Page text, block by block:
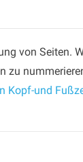
von Seiten.
zu
Kopf-und